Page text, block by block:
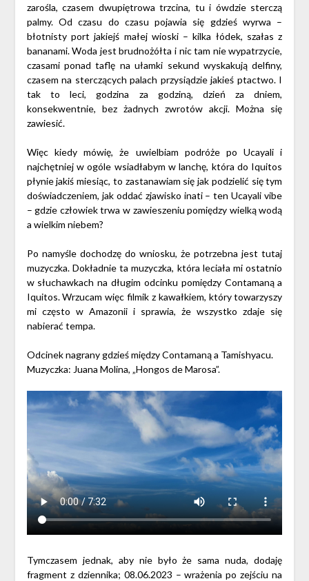
zarośla, czasem dwupiętrowa trzcina, tu i ówdzie sterczą
palmy. Od czasu do czasu pojawia się gdzieś wyrwa –
błotnisty port jakiejś małej wioski – kilka łódek, szałas z
bananami. Woda jest brudnożółta i nic tam nie wypatrzycie,
czasami ponad taflę na ułamki sekund wyskakują delfiny,
czasem na sterczących palach przysiądzie jakieś ptactwo. I
tak to leci, godzina za godziną, dzień za dniem,
konsekwentnie, bez żadnych zwrotów akcji. Można się
zawiesić.
Więc kiedy mówię, że uwielbiam podróże po Ucayali i
najchętniej w ogóle wsiadłabym w lanchę, która do Iquitos
płynie jakiś miesiąc, to zastanawiam się jak podzielić się tym
doświadczeniem, jak oddać zjawisko inati – ten Ucayali vibe
– gdzie człowiek trwa w zawieszeniu pomiędzy wielką wodą
a wielkim niebem?
Po namyśle dochodzę do wniosku, że potrzebna jest tutaj
muzyczka. Dokładnie ta muzyczka, która leciała mi ostatnio
w słuchawkach na długim odcinku pomiędzy Contamaną a
Iquitos. Wrzucam więc filmik z kawałkiem, który towarzyszy
mi często w Amazonii i sprawia, że wszystko zdaje się
nabierać tempa.
Odcinek nagrany gdzieś między Contamaną a Tamishyacu.
Muzyczka: Juana Molina, „Hongos de Marosa”.
Tymczasem jednak, aby nie było że sama nuda, dodaję
fragment z dziennika; 08.06.2023 – wrażenia po zejściu na